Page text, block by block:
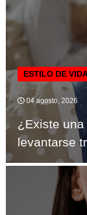
ESTILO DE
04 agosto, 2026
¿Existe
levantarse